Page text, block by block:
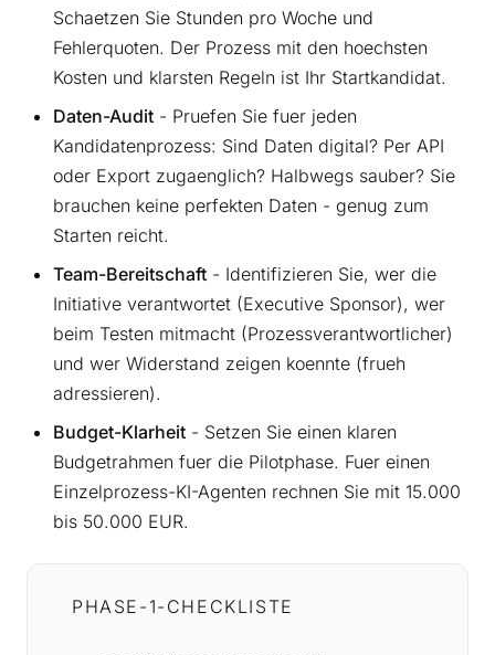
Schaetzen Sie Stunden pro Woche und
Fehlerquoten. Der Prozess mit den hoechsten
Kosten und klarsten Regeln ist Ihr Startkandidat.
Daten-Audit - Pruefen Sie fuer jeden
Kandidatenprozess: Sind Daten digital? Per API
oder Export zugaenglich? Halbwegs sauber? Sie
brauchen keine perfekten Daten - genug zum
Starten reicht.
Team-Bereitschaft - Identifizieren Sie, wer die
Initiative verantwortet (Executive Sponsor), wer
beim Testen mitmacht (Prozessverantwortlicher)
und wer Widerstand zeigen koennte (frueh
adressieren).
Budget-Klarheit - Setzen Sie einen klaren
Budgetrahmen fuer die Pilotphase. Fuer einen
Einzelprozess-KI-Agenten rechnen Sie mit 15.000
bis 50.000 EUR.
PHASE-1-CHECKLISTE